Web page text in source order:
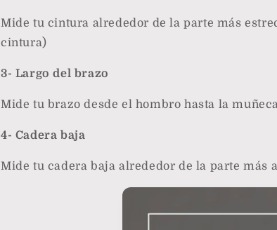
Mide tu cintura alrededor de la parte más
cintura)
3- Largo del brazo
Mide tu brazo desde el hombro hasta la
4- Cadera baja
Mide tu cadera baja alrededor de la parte más